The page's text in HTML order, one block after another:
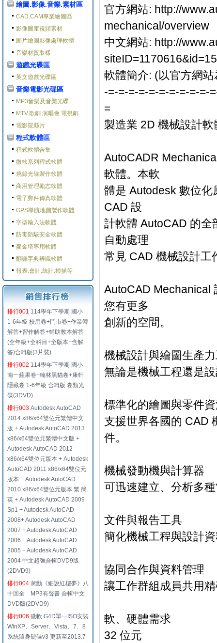
繪圖.影像.音樂.素材區
CAD.CAM專業繪圖區
影像圖庫視頻素材
圖片繪圖影像處理軟體
音樂材質取樣
遊戲光碟區
英文遊戲光碟區
音樂電影光碟區
MP3音樂及音樂光碟
MTV.歌劇.演唱會.電視劇
電影院縣片
程式軟體區
程式軟體合集
微軟系列程式軟體
燒錄光碟製作軟體
商用管理勵志軟體
電子郵件傳真軟體
GPS導航地圖製作軟體
字型輸入法軟體
防毒防駭安全軟體
麥金塔專用軟體
翻譯字典辨識軟體
報表.會計.統計.掃描等
排行001 114學年下學期 國小
1-6年級 校用卷+門市卷+作業簿
解答+習作解答+輔助教本解答
(全年級+全科目+全版本+含解
答)合輯版(3片裝)
排行002 114學年下學期 國小
南一蘋果卷+翰林黑貓卷+康軒
隱藏卷 1-6年級 合輯版 卷類光
碟(3DVD)
排行003 Autodesk AutoCAD
2014 x86/x64雙位元繁體中文
版 + Autodesk AutoCAD 2013
x86/x64雙位元繁體中文版 +
Autodesk AutoCAD 2012
x86/x64雙位元版本 + Autodesk
AutoCAD 2011 x86/x64雙位元
版本 + Autodesk AutoCAD
2010 x86/x64雙位元版本 繁.簡.
英 + Autodesk AutoCAD 2009
Sp1 + Autodesk AutoCAD
2008+ Autodesk AutoCAD
2007 + Autodesk AutoCAD
2006 + Autodesk AutoCAD
2005 + Autodesk AutoCAD
2004 中文超強合輯DVD9版
(2DVD9)
排行004 蔣勳《細說紅樓夢》八
十回全 MP3有聲書 合輯中文
DVD版(2DVD9)
排行006 微軟 G4D單一ISO安裝
WinXP、Server、Vista、7、8
系統隨身硬碟v3 更新至2013.7
官方網站: http://
mechanical/overview
中文網站: http://
軟體簡介: (以官方網站
-=-=-=-=-=-=-=-=-=-=-
=
製造業 2D 機械設計軟
AutoCADR
軟體。本軟
體是 Autodesk 數位
CAD 設
計軟體 AutoCAD 的
自動處理
常見 CAD 機械設計工
AutoCAD Mechanical
您有更多
創新的空間。
機械設計與繪圖生產
無論是機械工程還是
標準化的繪圖與零件
支援世界各國的 CAD
件。
機械發動機與計算器
可迅速建立、分析多
文件與報告工具
簡化機械工程與設計
協同合作與資料管理
讓工作群組成員共用
軟、硬體需求
32 位元